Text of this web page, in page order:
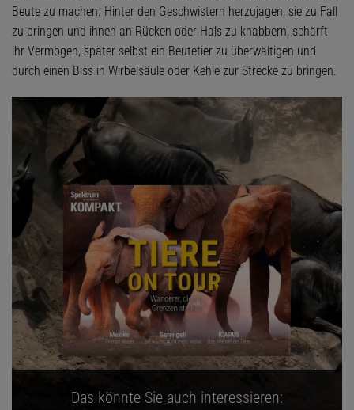
Beute zu machen. Hinter den Geschwistern herzujagen, sie zu Fall
zu bringen und ihnen an Rücken oder Hals zu knabbern, schärft
ihr Vermögen, später selbst ein Beutetier zu überwältigen und
durch einen Biss in Wirbelsäule oder Kehle zur Strecke zu bringen.
Das könnte Sie auch interessieren: